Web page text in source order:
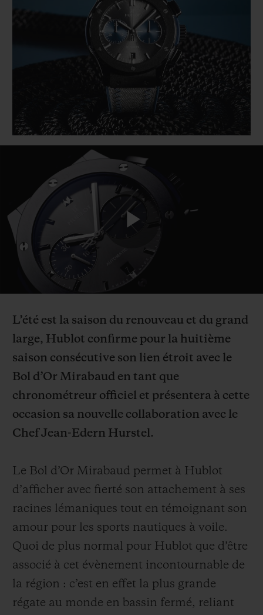
Play
L’été est la saison du renouveau et du grand
large, Hublot confirme pour la huitième
saison consécutive son lien étroit avec le
Bol d’Or Mirabaud en tant que
chronométreur officiel et présentera à cette
occasion sa nouvelle collaboration avec le
Chef Jean-Edern Hurstel.
Le Bol d’Or Mirabaud permet à Hublot
d’afficher avec fierté son attachement à ses
racines lémaniques tout en témoignant son
amour pour les sports nautiques à voile.
Quoi de plus normal pour Hublot que d’être
associé à cet évènement incontournable de
la région : c’est en effet la plus grande
régate au monde en bassin fermé, reliant
SUMMER MULTI-
BIG BANG
PEACH CERAMIC
HUBLOTISTA ET EXTENSION DE GARANTIE
DÉLAI DE LIVRAISON
LIVRAISON ET RETOURS GRATUITS
PAIEMENT SÉCURISÉ
POCHETTE CADEAU
TROUVER UNE BOUTIQUE